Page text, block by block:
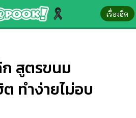
เรื่องฮิต
ก สูตรขนม
ทำง่ายไม่อบ